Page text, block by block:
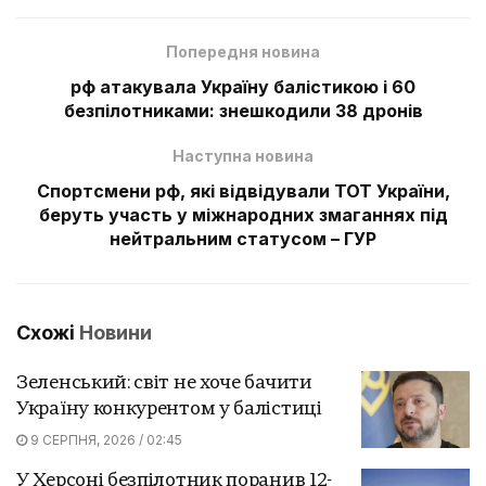
Попередня новина
рф атакувала Україну балістикою і 60
безпілотниками: знешкодили 38 дронів
Наступна новина
Спортсмени рф, які відвідували ТОТ України,
беруть участь у міжнародних змаганнях під
нейтральним статусом – ГУР
Схожі Новини
Зеленський: світ не хоче бачити
Україну конкурентом у балістиці
9 СЕРПНЯ, 2026 / 02:45
У Херсоні безпілотник поранив 12-